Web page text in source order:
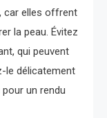
car elles offrent
la peau. Évitez
qui peuvent
le délicatement
un rendu